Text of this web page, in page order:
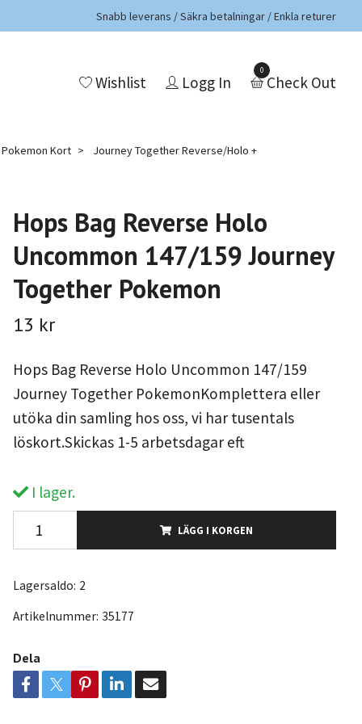
Snabb leverans / Säkra betalningar / Enkla returer
Wishlist Logg In
0
Check Out
Kort
Journey Together Reverse/Holo +
Hops Bag Reverse Holo
Uncommon 147/159 Journey
Together Pokemon
13 kr
Hops Bag Reverse Holo Uncommon 147/159
Journey Together PokemonKomplettera eller
utöka din samling hos oss, vi har tusentals
löskort.Skickas 1-5 arbetsdagar eft
I lager.
LÄGG I KORGEN
Lagersaldo: 2
Artikelnummer: 35177
Dela